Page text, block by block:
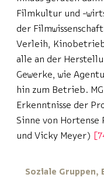
Filmkultur und -
der
Verleih,
alle an der
Gewerke, wie
hin zum Betrieb.
Erkenntnisse der
Sinne von Hortense
und Vicky Meyer)
Soziale Gruppen,